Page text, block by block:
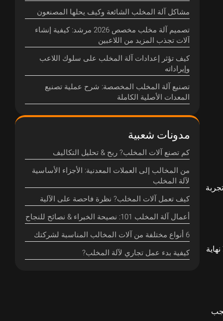
مشاكل آلة المخلب الشائعة وكيف يحلها المصنعون
تصميم آلة مخلب مخصص 2026 مرشد: كيفية إنشاء
آلات تجذب المزيد من اللاعبين
كيف تؤثر إعدادات آلة المخلب على سلوك اللاعب
وإيراداته
تصنيع آلة المخلب المخصصة: شرح عملية تصنيع
المعدات الأصلية الكاملة
مدونات شعبية
كم تصنع آلات المخلب? ربح & تحليل التكاليف
من المخالب إلى العملات المعدنية: الأجزاء الأساسية
لآلة المخلب
كيف تعمل آلات المخلب? نظرة فاحصة على الآلية
أعمال آلة المخلب 101: نصيحة الخبراء & نصائح للنجاح
6 أنواع مختلفة من آلات المخالب المناسبة لشركتك
كيفية بدء عمل تجاري لآلة المخلب?